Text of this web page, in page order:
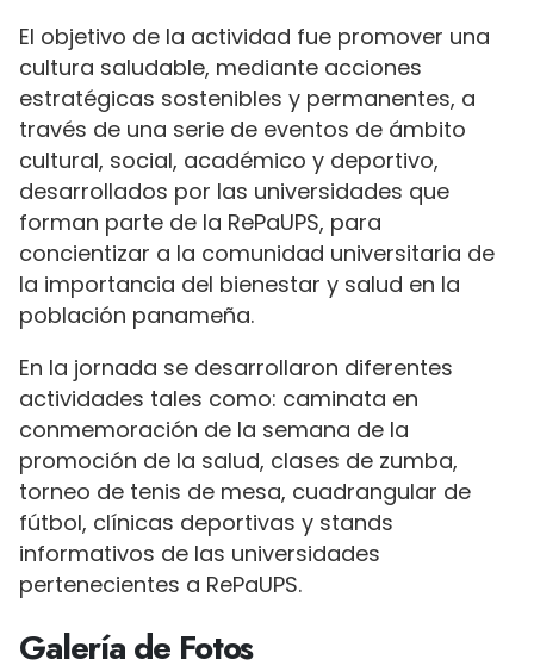
El objetivo de la actividad fue promover una
cultura saludable, mediante acciones
estratégicas sostenibles y permanentes, a
través de una serie de eventos de ámbito
cultural, social, académico y deportivo,
desarrollados por las universidades que
forman parte de la RePaUPS, para
concientizar a la comunidad universitaria de
la importancia del bienestar y salud en la
población panameña.
En la jornada se desarrollaron diferentes
actividades tales como: caminata en
conmemoración de la semana de la
promoción de la salud, clases de zumba,
torneo de tenis de mesa, cuadrangular de
fútbol, clínicas deportivas y stands
informativos de las universidades
pertenecientes a RePaUPS.
Galería de Fotos